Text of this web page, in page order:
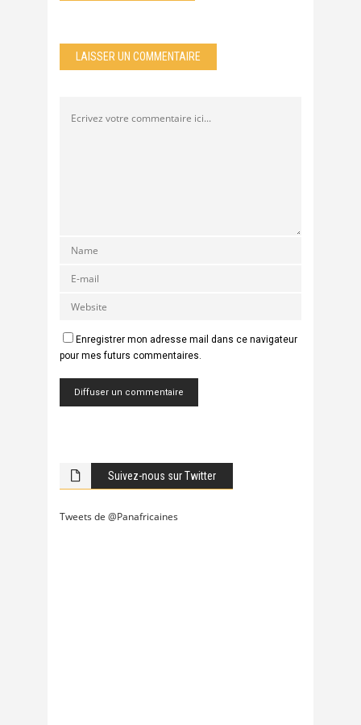
LAISSER UN COMMENTAIRE
Enregistrer mon adresse mail dans ce navigateur
pour mes futurs commentaires.
Suivez-nous sur Twitter
Tweets de @Panafricaines